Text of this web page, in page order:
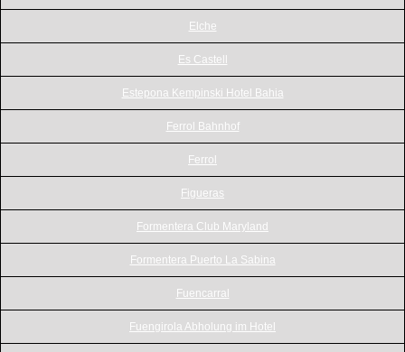
Elche
Es Castell
Estepona Kempinski Hotel Bahia
Ferrol Bahnhof
Ferrol
Figueras
Formentera Club Maryland
Formentera Puerto La Sabina
Fuencarral
Fuengirola Abholung im Hotel